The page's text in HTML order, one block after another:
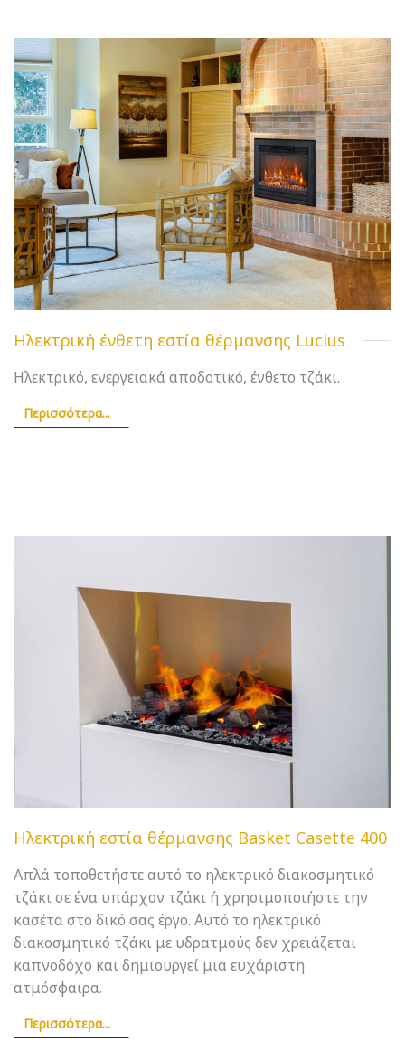
Ηλεκτρική ένθετη εστία θέρμανσης Lucius
Ηλεκτρικό, ενεργειακά αποδοτικό, ένθετο τζάκι.
Περισσότερα...
Ηλεκτρική εστία θέρμανσης Basket Casette 400
Απλά τοποθετήστε αυτό το ηλεκτρικό διακοσμητικό
τζάκι σε ένα υπάρχον τζάκι ή χρησιμοποιήστε την
κασέτα στο δικό σας έργο. Αυτό το ηλεκτρικό
διακοσμητικό τζάκι με υδρατμούς δεν χρειάζεται
καπνοδόχο και δημιουργεί μια ευχάριστη
ατμόσφαιρα.
Περισσότερα...